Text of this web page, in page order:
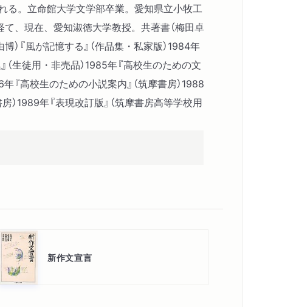
田清輝
――E・ケストナー／高橋健二訳
させてよ――森 毅
・チャップリン／中野好夫訳
ソンタグ／富山太佳夫訳
まこと
中井正一
代――竹内 好
る。立命館大学文学部卒業。愛知県立小牧工
、現在、愛知淑徳大学教授。共著書（梅田卓
）『風が記憶する』（作品集・私家版）1984年
（生徒用・非売品）1985年『高校生のための文
年『高校生のための小説案内』（筑摩書房）1988
）1989年『表現改訂版』（筑摩書房高等学校用
新作文宣言